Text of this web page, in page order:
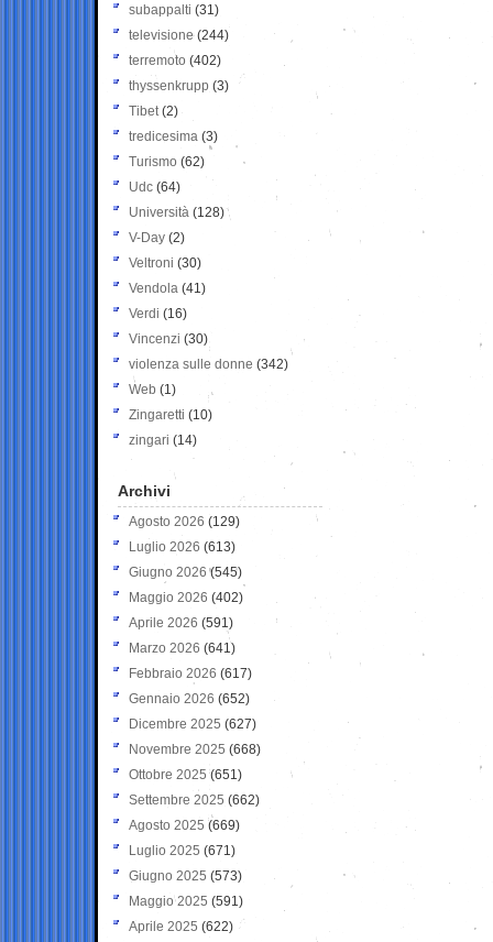
subappalti (31)
televisione(244)
terremoto (402)
thyssenkrupp (3)
Tibet(2)
tredicesima (3)
Turismo (62)
Udc (64)
Università (128)
V-Day (2)
Veltroni (30)
Vendola (41)
Verdi (16)
Vincenzi (30)
violenza sulle donne (342)
Web (1)
Zingaretti (10)
zingari (14)
Archivi
Agosto 2026 (129)
Luglio 2026 (613)
Giugno 2026 (545)
Maggio 2026 (402)
Aprile 2026 (591)
Marzo 2026 (641)
Febbraio 2026 (617)
Gennaio 2026 (652)
Dicembre 2025 (627)
Novembre 2025 (668)
Ottobre 2025 (651)
Settembre 2025 (662)
Agosto 2025 (669)
Luglio 2025 (671)
Giugno 2025 (573)
Maggio 2025 (591)
Aprile 2025 (622)